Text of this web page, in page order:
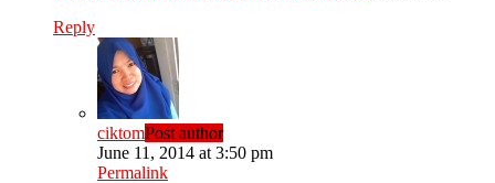
Reply
ciktomPost author
June 11, 2014 at 3:50 pm
Permalink